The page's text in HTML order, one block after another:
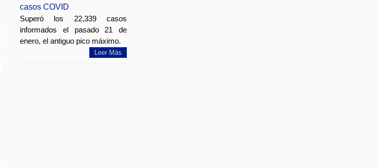
casos COVID
Superó los 22,339 casos
informados el pasado 21 de
enero, el antiguo pico máximo.
Leer Más